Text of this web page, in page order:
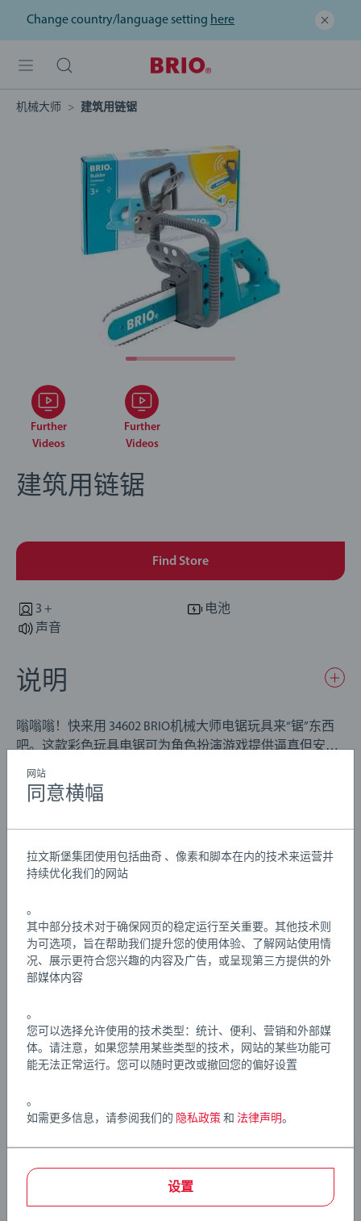
Change country/language setting here
机械大师 建筑用链锯
Further
Videos
Further
Videos
建筑用链锯
Find Store
3 +
电池
声音
说明
嗡嗡嗡！快来用 34602 BRIO机械大师电锯玩具来“锯”东西
吧。这款彩色玩具电锯可为角色扮演游戏提供逼真但安全
的功能，如旋转的切割锯齿和欢快的锯声。扮成机械工或
修补工，在辛勤工作之余握住手柄。由于手柄部件完全兼
容 BRIO机械大师系列，当宝贝的灵感出现时，还可以为建
关于 BRIO机械大师：BRIO机械大师系列是 BRIO 的开放式
拼搭玩具。它让孩子觉得自己就像一个发明家，每天都可
的自由搭建空间，可让您尽情玩耍，并从中学到知识。
34602 BRIO机械大师电锯玩具包括 5 个部件：1 个电锯手
柄、1 个模拟刀片玩具、2 个中号螺丝、 1个盖子
Details
EAN:
7312350346022
游戏说明
Download
网站
同意横幅
拉文斯堡集团使用包括曲奇 、像素和脚本在内的技术来运营并
持续优化我们的网站
。
其中部分技术对于确保网页的稳定运行至关重要。其他技术则
为可选项，旨在帮助我们提升您的使用体验、了解网站使用情
况、展示更符合您兴趣的内容及广告，或呈现第三方提供的外
部媒体内容
。
您可以选择允许使用的技术类型：统计、便利、营销和外部媒
体。请注意，如果您禁用某些类型的技术，网站的某些功能可
能无法正常运行。您可以随时更改或撤回您的偏好设置
。
如需更多信息，请参阅我们的 隐私政策 和 法律声明。
设置